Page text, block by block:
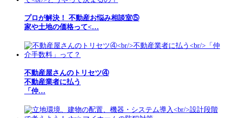
プロが解決！ 不動産お悩み相談室⑤
家や土地の価格って<…
不動産屋さんのトリセツ④
不動産業者に払う
「仲…